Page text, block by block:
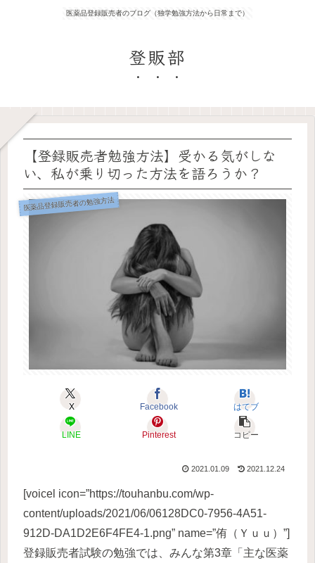
医薬品登録販売者のブログ（独学勉強方法から日常まで）
登販部
【登録販売者勉強方法】受かる気がしな
い、私が乗り切った方法を語ろうか？
医薬品登録販売者の勉強方法
X Facebook はてブ
LINE Pinterest コピー
2021.01.09 2021.12.24
[voicel icon=”https://touhanbu.com/wp-
content/uploads/2021/06/06128DC0-7956-4A51-
912D-DA1D2E6F4FE4-1.png” name=”侑（Ｙｕｕ）”]
登録販売者試験の勉強では、みんな第3章「主な医薬